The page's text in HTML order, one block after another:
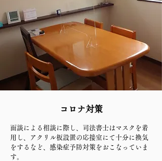
コロナ対策
面談による相談に際し、司法書士はマスクを着
用し、アクリル板設置の応接室にて十分に換気
をするなど、感染症予防対策をおこなっていま
す。